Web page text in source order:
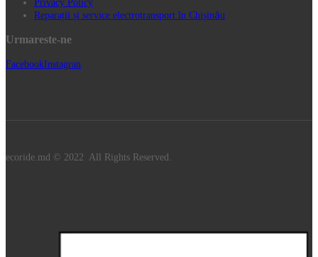
Privacy Policy
Reparații și service electrotransport în Chișinău
Urmareste-ne
FacebookInstagran
ecoride.md © 2022 All Rights Reserved.